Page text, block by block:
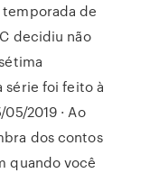
temporada de
decidiu não
série foi feito à
2019 · Ao
dos contos
quando você